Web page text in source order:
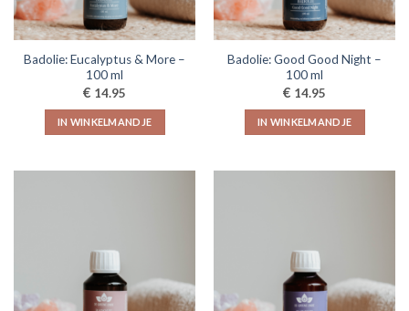
Badolie: Eucalyptus & More –
100 ml
€ 14.95
IN WINKELMANDJE
Badolie: Good Good Night –
100 ml
€ 14.95
IN WINKELMANDJE